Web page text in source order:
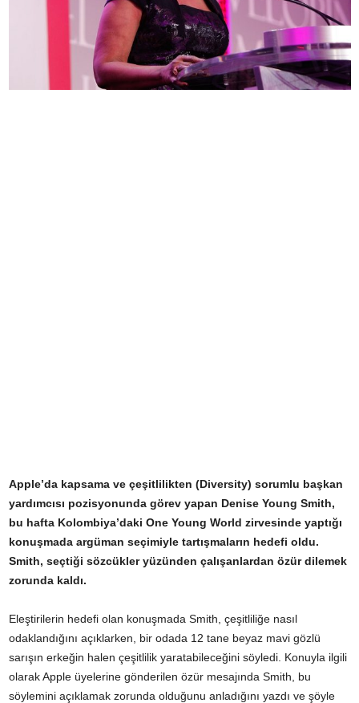
Apple’da kapsama ve çeşitlilikten (Diversity) sorumlu başkan
yardımcısı pozisyonunda görev yapan Denise Young Smith,
bu hafta Kolombiya’daki One Young World zirvesinde yaptığı
konuşmada argüman seçimiyle tartışmaların hedefi oldu.
Smith, seçtiği sözcükler yüzünden çalışanlardan özür dilemek
zorunda kaldı.
Eleştirilerin hedefi olan konuşmada Smith, çeşitliliğe nasıl
odaklandığını açıklarken, bir odada 12 tane beyaz mavi gözlü
sarışın erkeğin halen çeşitlilik yaratabileceğini söyledi. Konuyla ilgili
olarak Apple üyelerine gönderilen özür mesajında Smith, bu
söylemini açıklamak zorunda olduğunu anladığını yazdı ve şöyle